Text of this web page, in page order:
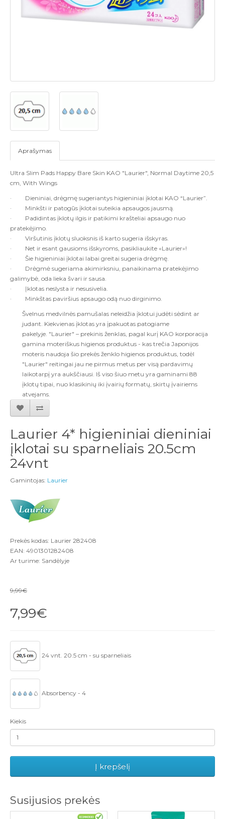
Aprašymas
Ultra Slim Pads Happy Bare Skin KAO "Laurier", Normal Daytime 20,5
cm, With Wings
· Dieniniai, drėgmę sugeriantys higieniniai įklotai KAO “Laurier”.
·
Minkšti ir patogūs įklotai suteikia apsaugos jausmą.
·
Padidintas įklotų ilgis ir patikimi krašteliai apsaugo nuo
pratekėjimo.
·
Viršutinis įklotų sluoksnis iš karto sugeria išskyras.
·
Net ir esant gausioms išskyroms, pasikliaukite «Laurier»!
· Šie higieniniai įklotai labai greitai sugeria drėgmę.
·
Drėgmė sugeriama akimirksniu, panaikinama pratekėjimo
galimybė, oda lieka švari ir sausa.
·
Įklotas neslysta ir nesusivelia.
·
Minkštas paviršius apsaugo odą nuo dirginimo.
Švelnus medvilnės pamušalas neleidžia įklotui judėti sėdint ar
judant. Kiekvienas įklotas yra įpakuotas patogiame
pakelyje. "Laurier" – prekinis ženklas, pagal kurį KAO korporacija
gamina moteriškus higienos produktus - kas trečia Japonijos
moteris naudoja šio prekės ženklo higienos produktus, todėl
"Laurier" reitingai jau ne pirmus metus per visą pardavimų
laikotarpį yra aukščiausi. Iš viso šiuo metu yra gaminami 88
įklotų tipai, nuo klasikinių iki įvairių formatų, skirtų įvairiems
atvejams.
Laurier 4* higieniniai dieniniai
įklotai su sparneliais 20.5cm
24vnt
Gamintojas: Laurier
Prekės kodas: Laurier 282408
EAN: 4901301282408
Ar turime: Sandėlyje
9,99€
7,99€
24 vnt. 20.5 cm - su sparneliais
Absorbency - 4
Kiekis
Į krepšelį
Susijusios prekės